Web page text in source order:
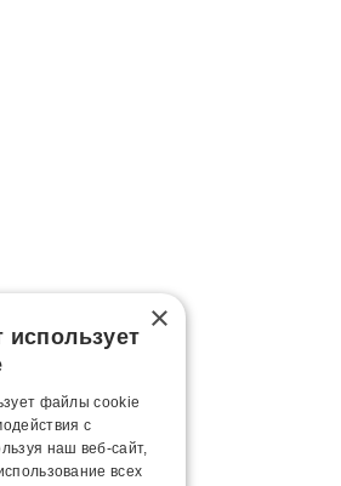
×
использует
файлы cookie
с
наш веб-сайт,
всех